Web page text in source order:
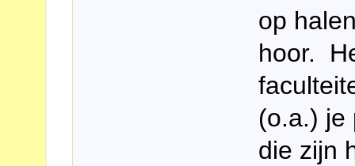
op
hoor.
(o.a.) je
die zijn